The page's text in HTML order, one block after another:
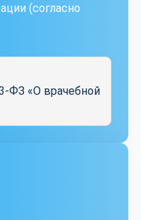
(согласно
ФЗ «О врачебной